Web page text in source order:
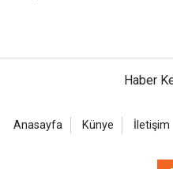
Haber
Anasayfa Künye İletişim